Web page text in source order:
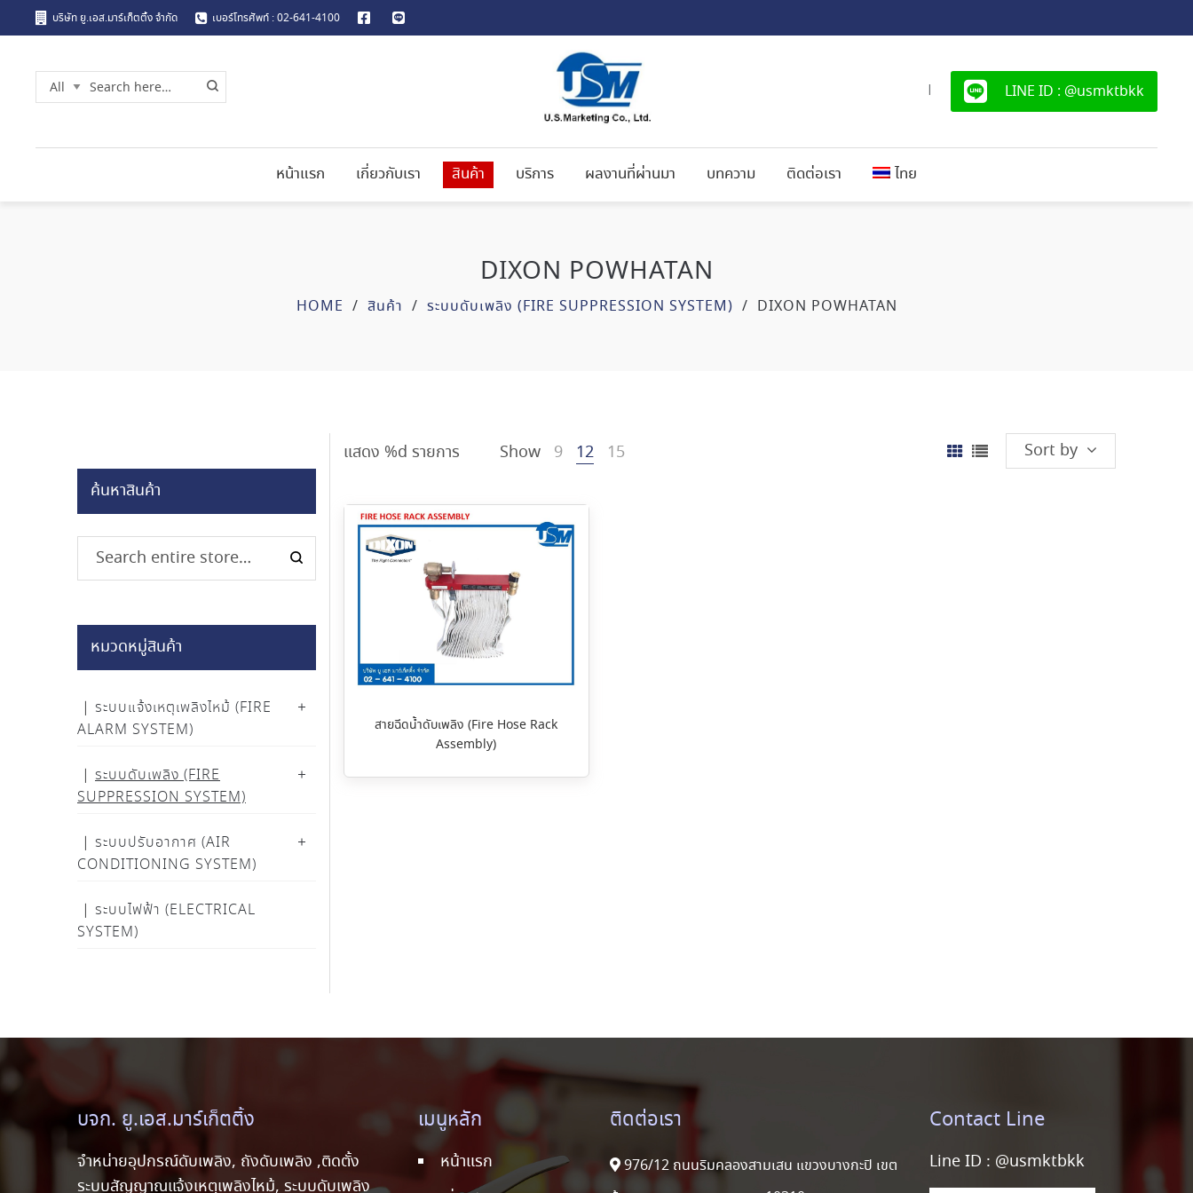
บริษัท ยู.เอส.มาร์เก็ตติ้ง จำกัด เบอร์โทรศัพท์ : 02-641-4100
| LINE ID : @usmktbkk
หน้าแรก เกี่ยวกับเรา สินค้า บริการ ผลงานที่ผ่านมา บทความ ติดต่อเรา ไทย
DIXON POWHATAN
HOME / สินค้า / ระบบดับเพลิง (FIRE SUPPRESSION SYSTEM) / DIXON POWHATAN
แสดง %d รายการ Show 9 12 15 Sort by
สายฉีดน้ำดับเพลิง (Fire Hose Rack
Assembly)
ค้นหาสินค้า
หมวดหมู่สินค้า
ระบบแจ้งเหตุเพลิงไหม้ (FIRE
ALARM SYSTEM)
ระบบดับเพลิง (FIRE
SUPPRESSION SYSTEM)
ระบบปรับอากาศ (AIR
CONDITIONING SYSTEM)
ระบบไฟฟ้า (ELECTRICAL
SYSTEM)
บจก. ยู.เอส.มาร์เก็ตติ้ง
จำหน่ายอุปกรณ์ดับเพลิง, ถังดับเพลิง ,ติดตั้ง
ระบบสัญญาณแจ้งเหตุเพลิงไหม้, ระบบดับเพลิง
เมนูหลัก
หน้าแรก
ติดต่อเรา
976/12 ถนนริมคลองสามเสน แขวงบางกะปิ เขต
Contact Line
Line ID : @usmktbkk